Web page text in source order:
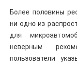
Более половины
ни одно из
для
неверным
пользователи